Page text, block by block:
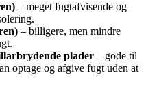
– meget fugtafvisende og
– billigere, men mindre
plader – gode til
optage og afgive fugt uden at